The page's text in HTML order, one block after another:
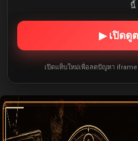
นี้
▶ เปิดดู
เปิดแท็บใหม่เพื่อลดปัญหา